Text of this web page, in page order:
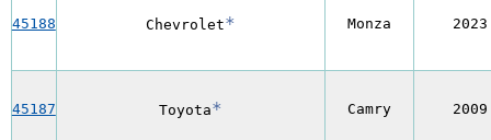
45188 Chevrolet* Monza 2023
45187 Toyota* Camry 2009